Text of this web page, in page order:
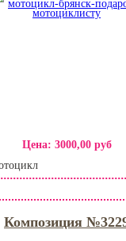
Цена: 3000,00 руб
Композиция